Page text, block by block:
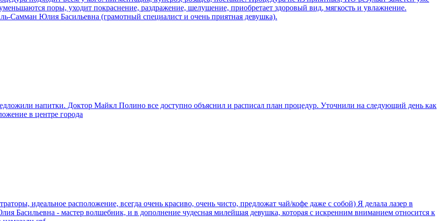
поры, уходит покраснение, раздражение, шелушение, приобретает здоровый вид, мягкость и увлажнение.
Самман Юлия Басильевна (грамотный специалист и очень приятная девушка).
напитки. Доктор Майкл Полино все доступно объяснил и расписал план процедур. Уточнили на следующий день как
в центре города
идеальное расположение, всегда очень красиво, очень чисто, предложат чай/кофе даже с собой) Я делала лазер в
Басильевна - мастер волшебник, и в дополнение чудесная милейшая девушка, которая с искренним вниманием относится к